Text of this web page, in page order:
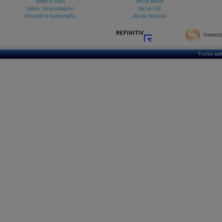
Video zpravodajství
Investiční komentáře
Akcie GE
Akcie Moneta
Tvorba